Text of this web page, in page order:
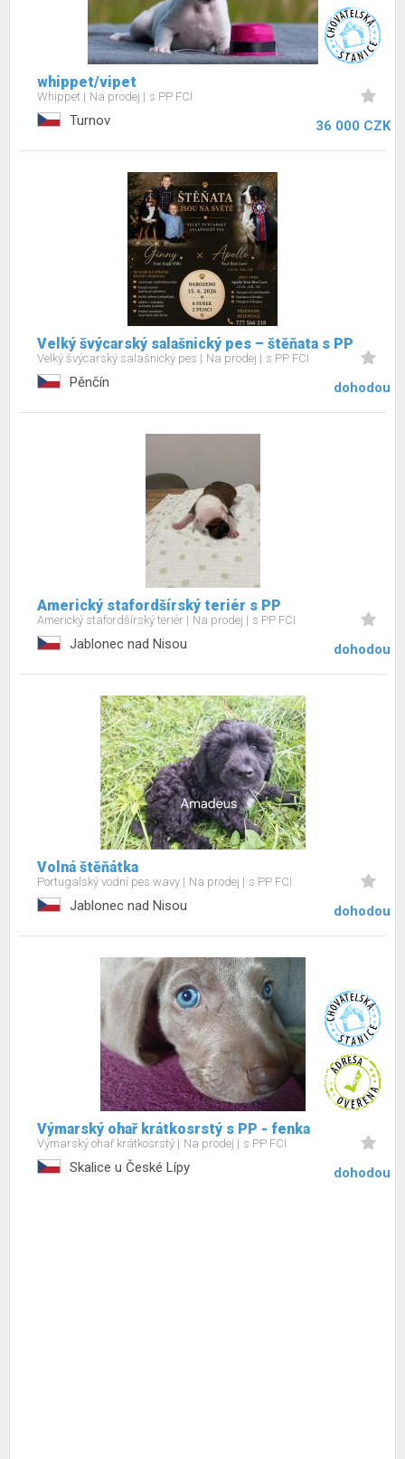
whippet/vipet
Whippet Na prodej s PP FCI
Turnov 36 000 CZK
Velký švýcarský salašnický pes – štěňata s PP
Velký švýcarský salašnický pes Na prodej s PP FCI
Pěnčín dohodou
Americký stafordšírský teriér s PP
Americký stafordšírský teriér Na prodej s PP FCI
Jablonec nad Nisou dohodou
Volná štěňátka
Portugalský vodní pes wavy Na prodej s PP FCI
Jablonec nad Nisou dohodou
Výmarský ohař krátkosrstý s PP - fenka
Výmarský ohař krátkosrstý Na prodej s PP FCI
Skalice u České Lípy dohodou